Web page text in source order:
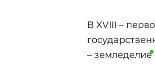
В XVIII –
– земледелие